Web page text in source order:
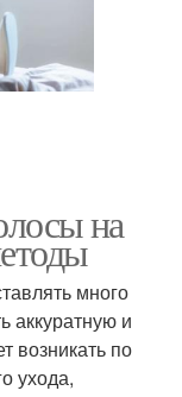
на
много
аккуратную и
возникать по
ухода,